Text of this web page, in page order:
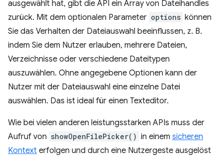
ausgewählt hat, gibt die API ein Array von Dateihandles
zurück. Mit dem optionalen Parameter options können
Sie das Verhalten der Dateiauswahl beeinflussen, z. B.
indem Sie dem Nutzer erlauben, mehrere Dateien,
Verzeichnisse oder verschiedene Dateitypen
auszuwählen. Ohne angegebene Optionen kann der
Nutzer mit der Dateiauswahl eine einzelne Datei
auswählen. Das ist ideal für einen Texteditor.
Wie bei vielen anderen leistungsstarken APIs muss der
Aufruf von showOpenFilePicker() in einem sicheren
Kontext erfolgen und durch eine Nutzergeste ausgelöst